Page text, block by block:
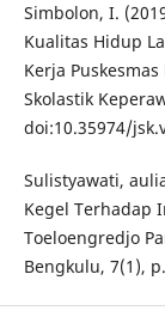
Simbolon, I.
Kualitas Hidup
Kerja
Skolastik
doi:10.35974/
Sulistyawati,
Kegel Terhadap
Toeloengredjo
Bengkulu, 7(1),